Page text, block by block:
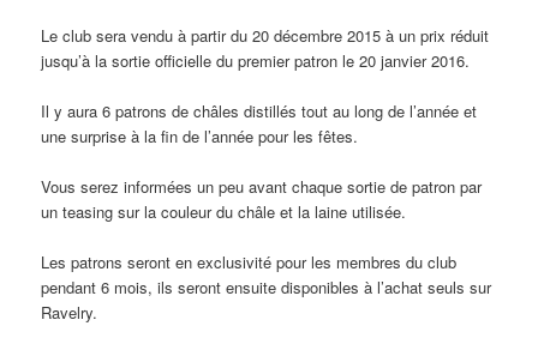
Le club sera vendu à partir du 20 décembre 2015 à un prix réduit
jusqu’à la sortie officielle du premier patron le 20 janvier 2016.
Il y aura 6 patrons de châles distillés tout au long de l’année et
une surprise à la fin de l’année pour les fêtes.
Vous serez informées un peu avant chaque sortie de patron par
un teasing sur la couleur du châle et la laine utilisée.
Les patrons seront en exclusivité pour les membres du club
pendant 6 mois, ils seront ensuite disponibles à l’achat seuls sur
Ravelry.